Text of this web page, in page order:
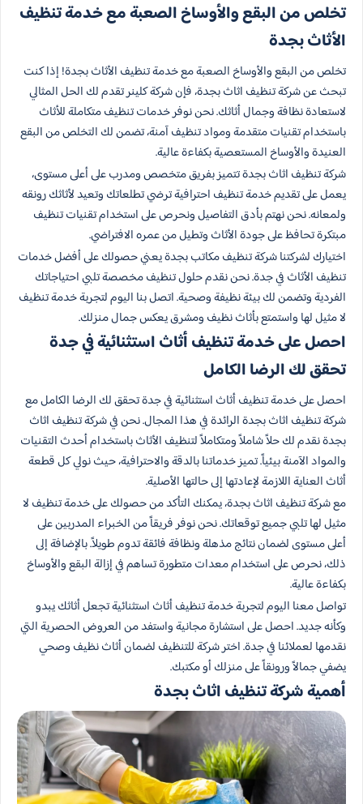
تخلص من البقع والأوساخ الصعبة مع خدمة تنظيف
الأثاث بجدة
تخلص من البقع والأوساخ الصعبة مع خدمة تنظيف الأثاث بجدة! إذا كنت
تبحث عن شركة تنظيف اثاث بجدة، فإن شركة كلينر تقدم لك الحل المثالي
لاستعادة نظافة وجمال أثاثك. نحن نوفر خدمات تنظيف متكاملة للأثاث
باستخدام تقنيات متقدمة ومواد تنظيف آمنة، تضمن لك التخلص من البقع
العنيدة والأوساخ المستعصية بكفاءة عالية.
شركة تنظيف اثاث بجدة تتميز بفريق متخصص ومدرب على أعلى مستوى،
يعمل على تقديم خدمة تنظيف احترافية ترضي تطلعاتك وتعيد لأثاثك رونقه
ولمعانه. نحن نهتم بأدق التفاصيل ونحرص على استخدام تقنيات تنظيف
مبتكرة تحافظ على جودة الأثاث وتطيل من عمره الافتراضي.
اختيارك لشركتنا شركة تنظيف مكاتب بجدة يعني حصولك على أفضل خدمات
تنظيف الأثاث في جدة. نحن نقدم حلول تنظيف مخصصة تلبي احتياجاتك
الفردية وتضمن لك بيئة نظيفة وصحية. اتصل بنا اليوم لتجربة خدمة تنظيف
لا مثيل لها واستمتع بأثاث نظيف ومشرق يعكس جمال منزلك.
احصل على خدمة تنظيف أثاث استثنائية في جدة
تحقق لك الرضا الكامل
احصل على خدمة تنظيف أثاث استثنائية في جدة تحقق لك الرضا الكامل مع
شركة تنظيف اثاث بجدة الرائدة في هذا المجال. نحن في شركة تنظيف اثاث
بجدة نقدم لك حلاً شاملاً ومتكاملاً لتنظيف الأثاث باستخدام أحدث التقنيات
والمواد الآمنة بيئياً. تميز خدماتنا بالدقة والاحترافية، حيث نولي كل قطعة
أثاث العناية اللازمة لإعادتها إلى حالتها الأصلية.
مع شركة تنظيف اثاث بجدة، يمكنك التأكد من حصولك على خدمة تنظيف لا
مثيل لها تلبي جميع توقعاتك. نحن نوفر فريقاً من الخبراء المدربين على
أعلى مستوى لضمان نتائج مذهلة ونظافة فائقة تدوم طويلاً. بالإضافة إلى
ذلك، نحرص على استخدام معدات متطورة تساهم في إزالة البقع والأوساخ
بكفاءة عالية.
تواصل معنا اليوم لتجربة خدمة تنظيف أثاث استثنائية تجعل أثاثك يبدو
وكأنه جديد. احصل على استشارة مجانية واستفد من العروض الحصرية التي
نقدمها لعملائنا في جدة. اختر شركة للتنظيف لضمان أثاث نظيف وصحي
يضفي جمالاً ورونقاً على منزلك أو مكتبك.
أهمية شركة تنظيف اثاث بجدة